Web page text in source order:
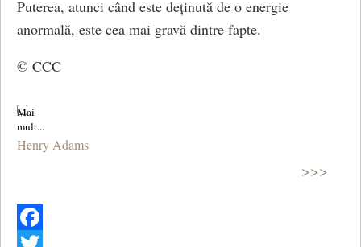
Puterea, atunci când este deținută de o energie
anormală, este cea mai gravă dintre fapte.
© CCC
Henry Adams
>>>
Facebook